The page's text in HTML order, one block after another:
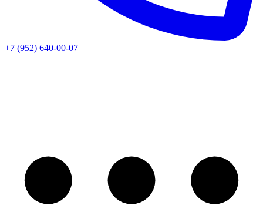
+7 (952) 640-00-07